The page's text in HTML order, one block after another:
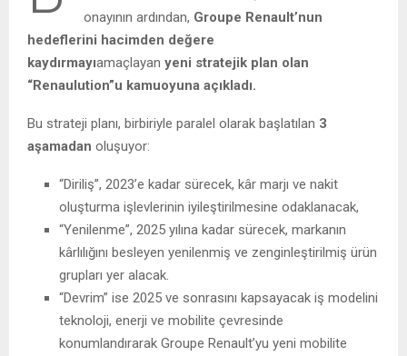
onayının ardından, Groupe Renault’nun
hedeflerini hacimden değere
kaydırmayıamaçlayan yeni stratejik plan olan
“Renaulution”u kamuoyuna açıkladı.
Bu strateji planı, birbiriyle paralel olarak başlatılan 3
aşamadan oluşuyor:
“Diriliş”, 2023’e kadar sürecek, kâr marjı ve nakit
oluşturma işlevlerinin iyileştirilmesine odaklanacak,
“Yenilenme”, 2025 yılına kadar sürecek, markanın
kârlılığını besleyen yenilenmiş ve zenginleştirilmiş ürün
grupları yer alacak.
“Devrim” ise 2025 ve sonrasını kapsayacak iş modelini
teknoloji, enerji ve mobilite çevresinde
konumlandırarak Groupe Renault’yu yeni mobilite